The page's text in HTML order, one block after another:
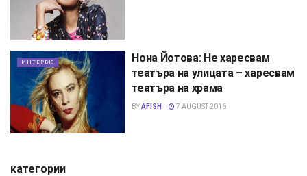
ИНТЕРВЮ
Нона Йотова: Не харесвам
театъра на улицата – харесвам
театъра на храма
BYAFISH 7 AUGUST 2016
категории